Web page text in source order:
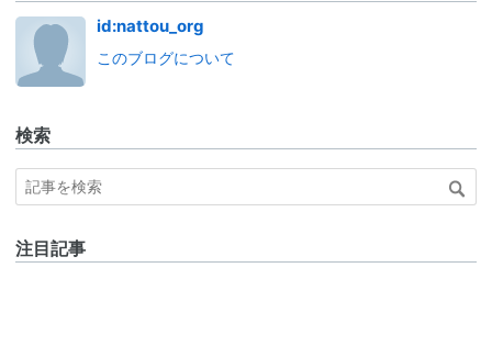
id:nattou_org
このブログについて
検索
注目記事